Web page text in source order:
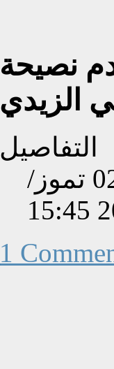
نصيحة
الزيدي
التفاصيل
تم إنشاءه بتاريخ الخميس, 02 تموز/
1